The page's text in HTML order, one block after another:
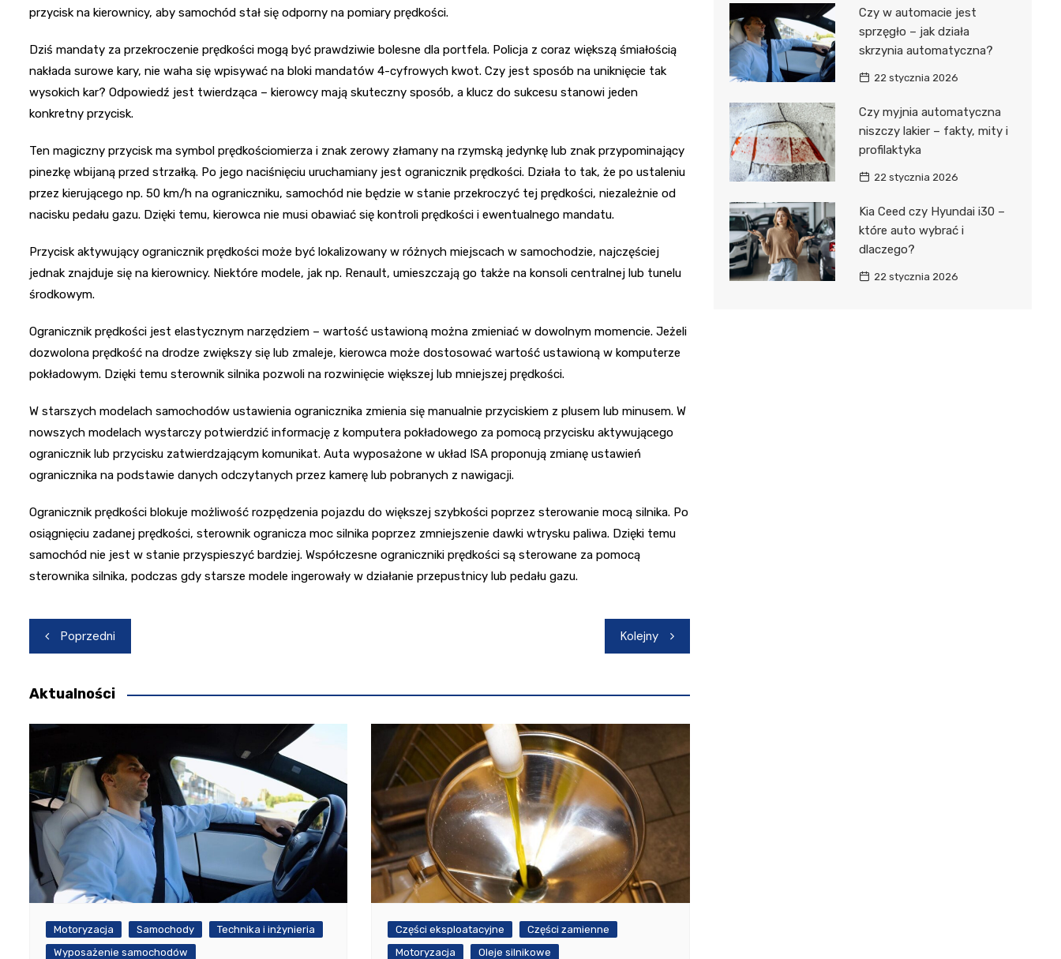
przycisk na kierownicy, aby samochód stał się odporny na pomiary prędkości.
Dziś mandaty za przekroczenie prędkości mogą być prawdziwie bolesne dla portfela. Policja z coraz większą śmiałością
nakłada surowe kary, nie waha się wpisywać na bloki mandatów 4-cyfrowych kwot. Czy jest sposób na uniknięcie tak
wysokich kar? Odpowiedź jest twierdząca – kierowcy mają skuteczny sposób, a klucz do sukcesu stanowi jeden
konkretny przycisk.
Ten magiczny przycisk ma symbol prędkościomierza i znak zerowy złamany na rzymską jedynkę lub znak przypominający
pinezkę wbijaną przed strzałką. Po jego naciśnięciu uruchamiany jest ogranicznik prędkości. Działa to tak, że po ustaleniu
przez kierującego np. 50 km/h na ograniczniku, samochód nie będzie w stanie przekroczyć tej prędkości, niezależnie od
nacisku pedału gazu. Dzięki temu, kierowca nie musi obawiać się kontroli prędkości i ewentualnego mandatu.
Przycisk aktywujący ogranicznik prędkości może być lokalizowany w różnych miejscach w samochodzie, najczęściej
jednak znajduje się na kierownicy. Niektóre modele, jak np. Renault, umieszczają go także na konsoli centralnej lub tunelu
środkowym.
Ogranicznik prędkości jest elastycznym narzędziem – wartość ustawioną można zmieniać w dowolnym momencie. Jeżeli
dozwolona prędkość na drodze zwiększy się lub zmaleje, kierowca może dostosować wartość ustawioną w komputerze
pokładowym. Dzięki temu sterownik silnika pozwoli na rozwinięcie większej lub mniejszej prędkości.
W starszych modelach samochodów ustawienia ogranicznika zmienia się manualnie przyciskiem z plusem lub minusem. W
nowszych modelach wystarczy potwierdzić informację z komputera pokładowego za pomocą przycisku aktywującego
ogranicznik lub przycisku zatwierdzającym komunikat. Auta wyposażone w układ ISA proponują zmianę ustawień
ogranicznika na podstawie danych odczytanych przez kamerę lub pobranych z nawigacji.
Ogranicznik prędkości blokuje możliwość rozpędzenia pojazdu do większej szybkości poprzez sterowanie mocą silnika. Po
osiągnięciu zadanej prędkości, sterownik ogranicza moc silnika poprzez zmniejszenie dawki wtrysku paliwa. Dzięki temu
samochód nie jest w stanie przyspieszyć bardziej. Współczesne ograniczniki prędkości są sterowane za pomocą
sterownika silnika, podczas gdy starsze modele ingerowały w działanie przepustnicy lub pedału gazu.
Nawigacja
wpisu
Poprzedni Kolejny
Aktualności
Motoryzacja Samochody
Technika i inżynieria
Wyposażenie samochodów
Części eksploatacyjne
Części zamienne
Motoryzacja
Oleje silnikowe
Czy w automacie jest
sprzęgło – jak działa
skrzynia automatyczna?
22 stycznia 2026
Czy myjnia automatyczna
niszczy lakier – fakty, mity i
profilaktyka
22 stycznia 2026
Kia Ceed czy Hyundai i30 –
które auto wybrać i
dlaczego?
22 stycznia 2026